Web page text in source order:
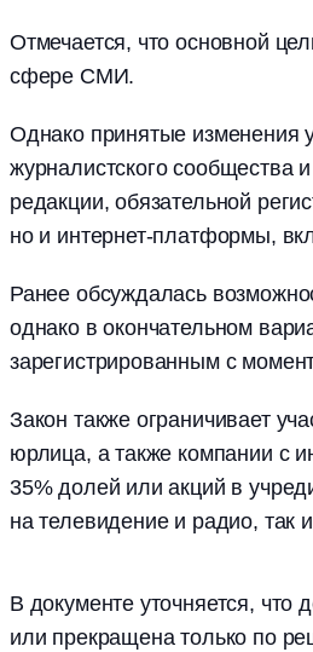
Отмечается, что основной
сфере СМИ.
Однако принятые изменения
журналистского сообщества
редакции, обязательной
но и интернет-платформы,
Ранее обсуждалась
однако в окончательном
зарегистрированным с
Закон также ограничивает
юрлица, а также компании с
35% долей или акций в
на телевидение и радио, так
В документе уточняется,
или прекращена только по